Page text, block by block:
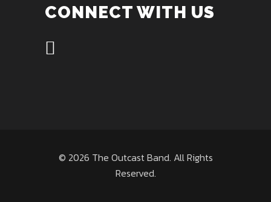
CONNECT WITH US
© 2026 The Outcast Band. All Rights
Reserved.